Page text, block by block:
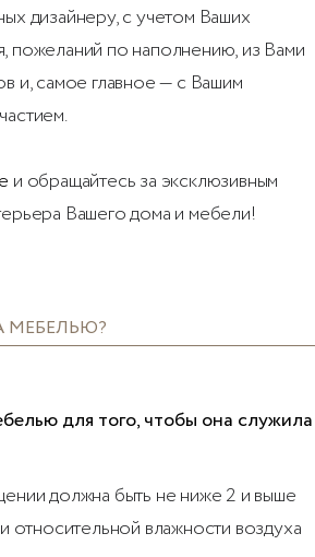
дизайнеру, с учетом Ваших
пожеланий по наполнению, из Вами
и, самое главное — с Вашим
и обращайтесь за эксклюзивным
Вашего дома и мебели!
МЕБЕЛЬЮ?
для того, чтобы она служила
должна быть не ниже 2 и выше
относительной влажности воздуха